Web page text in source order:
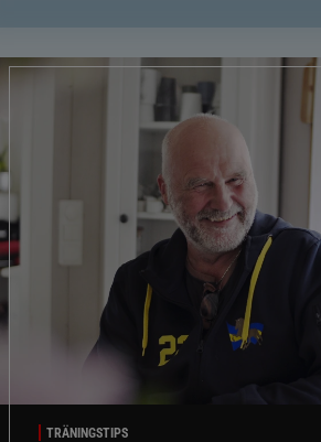
TRÄNINGSTIPS